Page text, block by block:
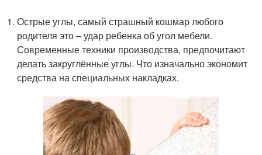
Острые углы, самый страшный кошмар любого
родителя это – удар ребенка об угол мебели.
Современные техники производства, предпочитают
делать закруглённые углы. Что изначально экономит
средства на специальных накладках.